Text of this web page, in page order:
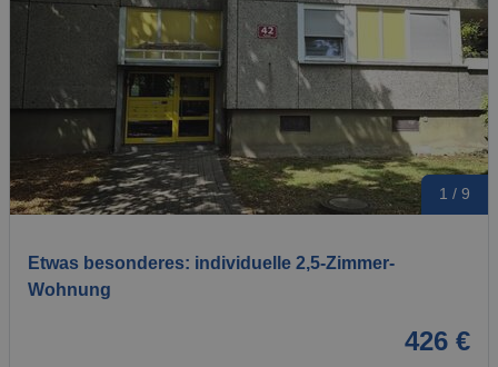
1 / 9
Etwas besonderes: individuelle 2,5-Zimmer-
Wohnung
426 €